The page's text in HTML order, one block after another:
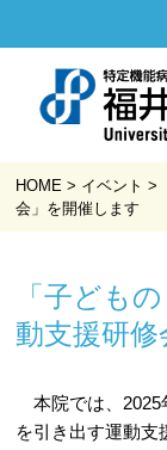
HOME > イベント >
会」を開催します
「子ども
動支援研
本院では、2025
を引き出す運動支